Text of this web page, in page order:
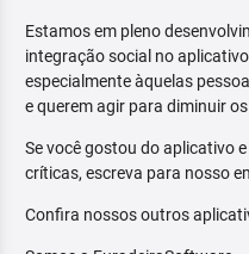
Estamos em pleno
integração social no
especialmente àquelas
e querem agir para diminuir
Se você gostou do aplicativo
críticas, escreva para nosso
Confira nossos outros